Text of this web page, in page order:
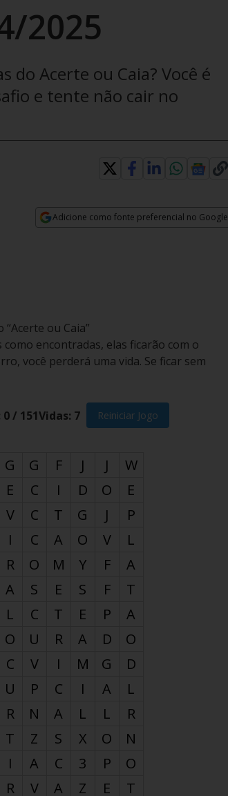
2025
do Acerte ou Caia? Você é
e tente não cair no
Adicione como fonte preferencial no Google
ou Caia”
encontradas, elas ficarão com o
você perderá uma vida. Se ficar sem
0/ 151Vidas: 7 Reiniciar Jogo
G G F J J
W
E C I D O
E
V C T G J
P
I C A O V
L
R O M Y F
A
A S E S F
T
L C T E P
A
O U R A D
O
C V I M G
D
U P C I A
L
R N A L L
R
T Z S X O
N
I A C 3 P
O
R V A Z E
T